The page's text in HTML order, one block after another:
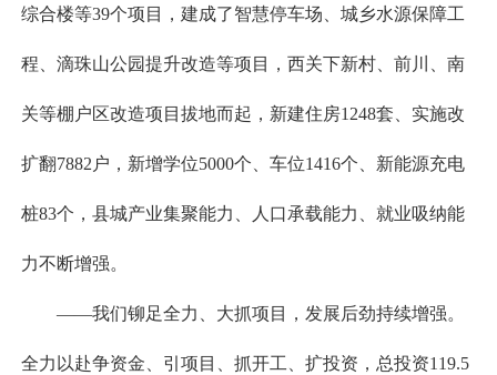
综合楼等39个项目，建成了智慧停车场、城乡水源保障工
程、滴珠山公园提升改造等项目，西关下新村、前川、南
关等棚户区改造项目拔地而起，新建住房1248套、实施改
扩翻7882户，新增学位5000个、车位1416个、新能源充电
桩83个，县城产业集聚能力、人口承载能力、就业吸纳能
力不断增强。
——我们铆足全力、大抓项目，发展后劲持续增强。
全力以赴争资金、引项目、抓开工、扩投资，总投资119.5